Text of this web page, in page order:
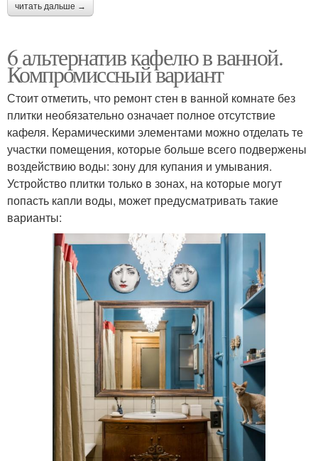
читать дальше →
6 альтернатив кафелю в ванной.
Компромиссный вариант
Стоит отметить, что ремонт стен в ванной комнате без
плитки необязательно означает полное отсутствие
кафеля. Керамическими элементами можно отделать те
участки помещения, которые больше всего подвержены
воздействию воды: зону для купания и умывания.
Устройство плитки только в зонах, на которые могут
попасть капли воды, может предусматривать такие
варианты: